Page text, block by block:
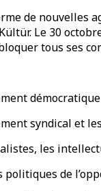
de nouvelles
Le 30
tous ses
démocratique
syndical et
les
politiques de